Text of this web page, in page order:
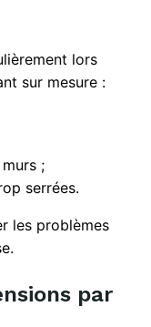
lors
sur mesure :
;
serrées.
les problèmes
par